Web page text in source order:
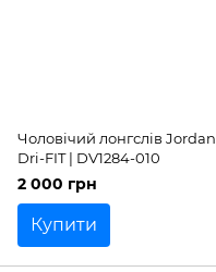
Чоловічий лонгслів Jordan
Dri-FIT | DV1284-010
2 000 грн
Купити